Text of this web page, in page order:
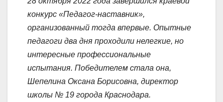
конкурс «Педагог-наставник»,
организованный тогда впервые. Опытные
педагоги два дня проходили нелегкие, но
интересные профессиональные
испытания. Победителем стала она,
Шепелина Оксана Борисовна, директор
школы № 19 города Краснодара.